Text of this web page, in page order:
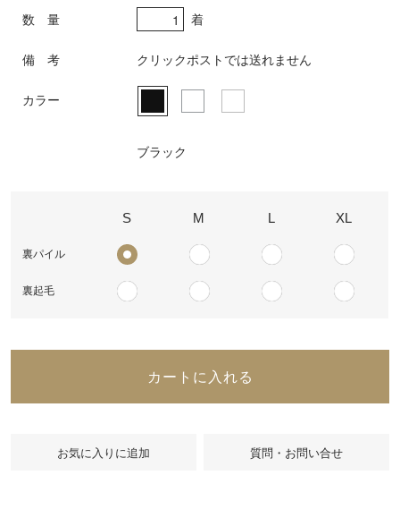
数 量 着
備 考 クリックポストでは送れません
カラー
ブラック
S M L XL
裏パイル
裏起毛
カートに入れる
質問・お問い合せ